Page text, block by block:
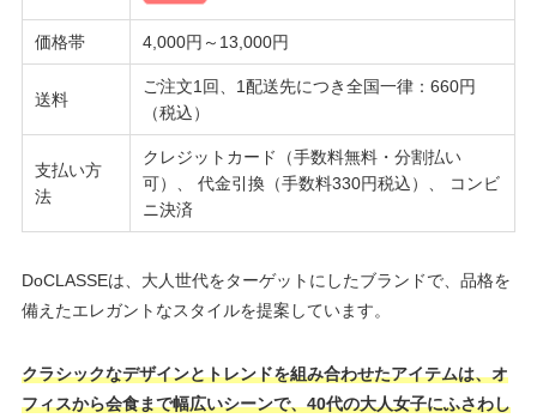
価格帯 4,000円～13,000円
送料
ご注文1回、1配送先につき全国一律：660円
（税込）
支払い方
法
クレジットカード（手数料無料・分割払い
可）、 代金引換（手数料330円税込）、 コンビ
ニ決済
DoCLASSEは、大人世代をターゲットにしたブランドで、品格を
備えたエレガントなスタイルを提案しています。
クラシックなデザインとトレンドを組み合わせたアイテムは、オ
フィスから会食まで幅広いシーンで、40代の大人女子にふさわし